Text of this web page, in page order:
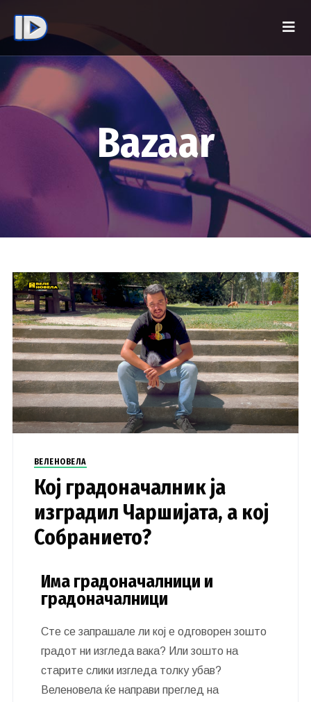
Bazaar
ВЕЛЕНОВЕЛА
Кој градоначалник ја
изградил Чаршијата, а кој
Собранието?
Има градоначалници и
градоначалници
Сте се запрашале ли кој е одговорен зошто
градот ни изгледа вака? Или зошто на
старите слики изгледа толку убав?
Веленовела ќе направи преглед на